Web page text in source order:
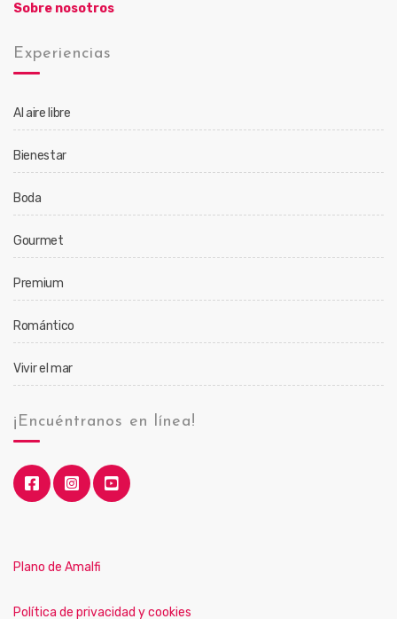
Sobre nosotros
Experiencias
Al aire libre
Bienestar
Boda
Gourmet
Premium
Romántico
Vivir el mar
¡Encuéntranos en línea!
Plano de Amalfi
Política de privacidad y cookies